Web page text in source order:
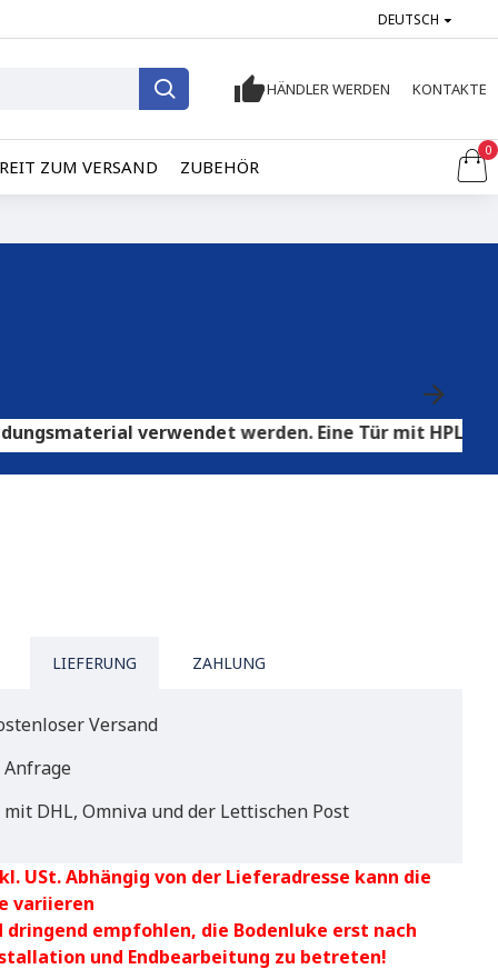
DEUTSCH
HÄNDLER WERDEN KONTAKTE
ZUM VERSAND ZUBEHÖR
0
verwendet werden. Eine Tür mit HPL-Sperrholz
LIEFERUNG ZAHLUNG
Versand
DHL, Omniva und der Lettischen Post
USt. Abhängig von der Lieferadresse kann die
variieren
dringend empfohlen, die Bodenluke erst nach
und Endbearbeitung zu betreten!